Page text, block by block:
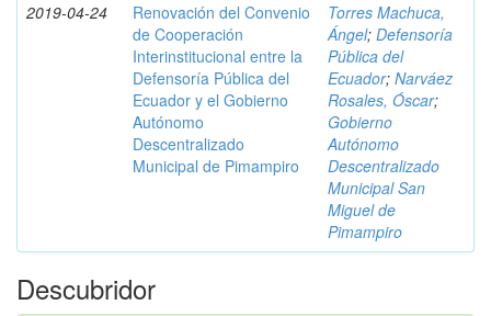
2019-04-24
Renovación del Convenio
de Cooperación
Interinstitucional entre la
Defensoría Pública del
Ecuador y el Gobierno
Autónomo
Descentralizado
Municipal de Pimampiro
Torres Machuca,
Ángel; Defensoría
Pública del
Ecuador; Narváez
Rosales, Óscar;
Gobierno
Autónomo
Descentralizado
Municipal San
Miguel de
Pimampiro
Descubridor